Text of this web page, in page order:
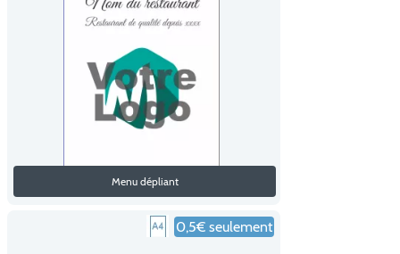
Menu dépliant
0,5€ seulement